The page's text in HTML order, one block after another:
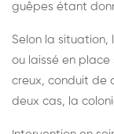
guêpes étant
Selon la
ou laissé en place
creux, conduit de
deux cas, la